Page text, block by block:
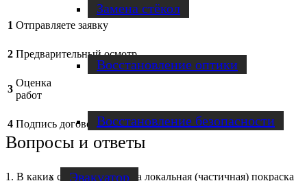
Замена стёкол
Восстановление оптики
Восстановление безопасности
Эвакуатор
1 Отправляете заявку
2 Предварительный осмотр
3
Оценка
работ
4 Подпись договора
Вопросы и ответы
1. В каких случаях возможна локальная (частичная) покраска